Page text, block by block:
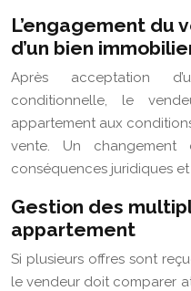
L’engagement du
d’un bien
Après acceptation
conditionnelle, le
appartement aux
vente. Un changement
conséquences juridiques
Gestion des
appartement
Si plusieurs offres sont
le vendeur doit comparer